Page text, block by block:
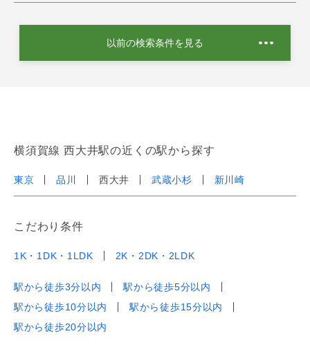
以前の検索条件を見る
横須賀線 西大井駅の近くの駅から探す
東京 品川 西大井 武蔵小杉 新川崎
こだわり条件
1K・1DK・1LDK 2K・2DK・2LDK
駅から徒歩3分以内
駅から徒歩5分以内
駅から徒歩10分以内
駅から徒歩15分以内
駅から徒歩20分以内